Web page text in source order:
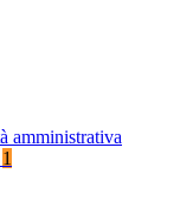
amministrativa
1